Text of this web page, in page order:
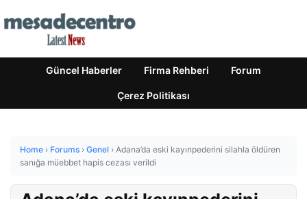
Güncel Haberler Firma Rehberi Forum
Çerez Politikası
Home › Forums › Genel › Adana’da eski kayınpederini silahla öldüren
sanığa müebbet hapis cezası verildi